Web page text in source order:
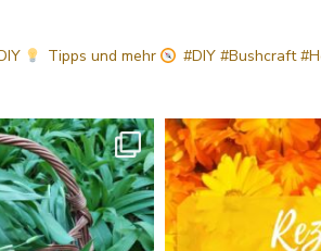
Tipps und mehr #DIY #Bushcraft